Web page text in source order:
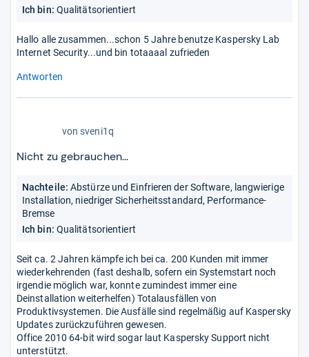
Ich bin: Qualitätsorientiert
Hallo alle zusammen...schon 5 Jahre benutze Kaspersky Lab
Internet Security...und bin totaaaal zufrieden
Antworten
5
von sveni1q
Nicht zu gebrauchen...
Nachteile: Abstürze und Einfrieren der Software, langwierige
Installation, niedriger Sicherheitsstandard, Performance-
Bremse
Ich bin: Qualitätsorientiert
Seit ca. 2 Jahren kämpfe ich bei ca. 200 Kunden mit immer
wiederkehrenden (fast deshalb, sofern ein Systemstart noch
irgendie möglich war, konnte zumindest immer eine
Deinstallation weiterhelfen) Totalausfällen von
Produktivsystemen. Die Ausfälle sind regelmäßig auf Kaspersky
Updates zurückzuführen gewesen.
Office 2010 64-bit wird sogar laut Kaspersky Support nicht
unterstützt.